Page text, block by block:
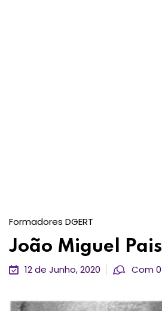
Formadores DGERT
João Miguel Pais
12 de Junho, 2020 Com 0